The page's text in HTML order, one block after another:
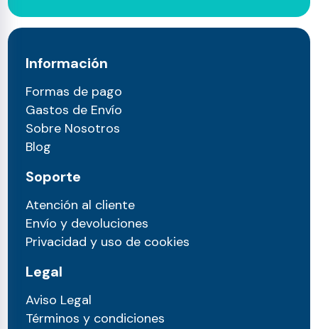
Información
Formas de pago
Gastos de Envío
Sobre Nosotros
Blog
Soporte
Atención al cliente
Envío y devoluciones
Privacidad y uso de cookies
Legal
Aviso Legal
Términos y condiciones